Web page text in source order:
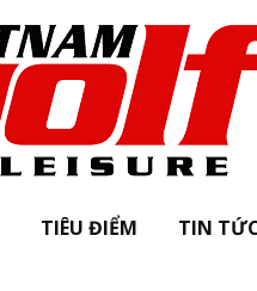
TIÊU ĐIỂM TIN